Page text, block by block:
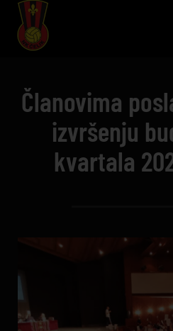
Članovima
izvršenju
kvartala